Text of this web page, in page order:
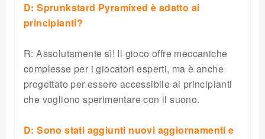
D: Sprunkstard Pyramixed è adatto ai
principianti?
R: Assolutamente sì! Il gioco offre meccaniche
complesse per i giocatori esperti, ma è anche
progettato per essere accessibile ai principianti
che vogliono sperimentare con il suono.
D: Sono stati aggiunti nuovi aggiornamenti e